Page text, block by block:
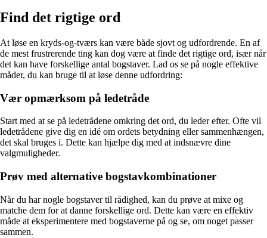
Find det rigtige ord
At løse en kryds-og-tværs kan være både sjovt og udfordrende. En af
de mest frustrerende ting kan dog være at finde det rigtige ord, især når
det kan have forskellige antal bogstaver. Lad os se på nogle effektive
måder, du kan bruge til at løse denne udfordring:
Vær opmærksom på ledetråde
Start med at se på ledetrådene omkring det ord, du leder efter. Ofte vil
ledetrådene give dig en idé om ordets betydning eller sammenhængen,
det skal bruges i. Dette kan hjælpe dig med at indsnævre dine
valgmuligheder.
Prøv med alternative bogstavkombinationer
Når du har nogle bogstaver til rådighed, kan du prøve at mixe og
matche dem for at danne forskellige ord. Dette kan være en effektiv
måde at eksperimentere med bogstaverne på og se, om noget passer
sammen.